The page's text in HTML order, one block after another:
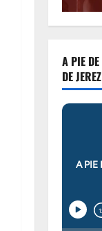
A PIE
DE JEREZ